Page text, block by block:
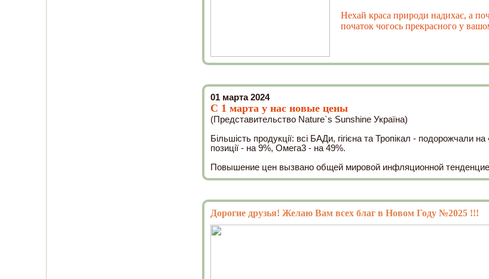
Нехай краса природи надихає, а
початок чогось прекрасного у
01 марта 2024
С 1 марта у нас новые цены
(Представительство Nature`s Sunshine Україна)
Більшість продукції: всі БАДи, гігієна та Тропікал - подорожчали
позиції - на 9%, Омега3 - на 49%.
Повышение цен вызвано общей мировой инфляционной
Дорогие друзья! Желаю Вам всех благ в Новом Году №2025 !!!